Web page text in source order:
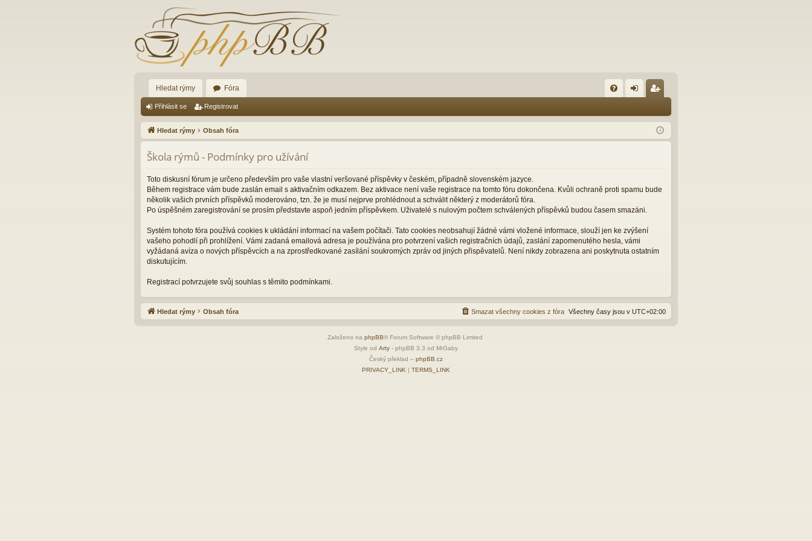
Hledat rýmy Fóra
Q lá
sit
ist
ro
Přihlásit se Registrovat
Hledat rýmy Obsah fóra
Škola rýmů - Podmínky pro užívání
Toto diskusní fórum je určeno především pro vaše vlastní veršované příspěvky v českém, případně slovenském jazyce.
Během registrace vám bude zaslán email s aktivačním odkazem. Bez aktivace není vaše registrace na tomto fóru dokončena. Kvůli ochraně proti spamu bude
několik vašich prvních příspěvků moderováno, tzn. že je musí nejprve prohlédnout a schválit některý z moderátorů fóra.
Po úspěšném zaregistrování se prosím představte aspoň jedním příspěvkem. Uživatelé s nulovým počtem schválených příspěvků budou časem smazáni.
Systém tohoto fóra používá cookies k ukládání informací na vašem počítači. Tato cookies neobsahují žádné vámi vložené informace, slouží jen ke zvýšení
vašeho pohodlí při prohlížení. Vámi zadaná emailová adresa je používána pro potvrzení vašich registračních údajů, zaslání zapomenutého hesla, vámi
vyžádaná avíza o nových příspěvcích a na zprostředkované zasílání soukromých zpráv od jiných přispěvatelů. Není nikdy zobrazena ani poskytnuta ostatním
diskutujícím.
Registrací potvrzujete svůj souhlas s těmito podmínkami.
Hledat rýmy Obsah fóra Všechny časy jsou v UTC+02:00
Smazat všechny cookies z fóra
Založeno na phpBB® Forum Software © phpBB Limited
Style od Arty - phpBB 3.3 od MrGaby
Český překlad – phpBB.cz
PRIVACY_LINK | TERMS_LINK